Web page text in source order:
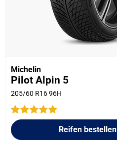
Michelin
Pilot Alpin 5
205/60 R16 96H
Reifen bestellen